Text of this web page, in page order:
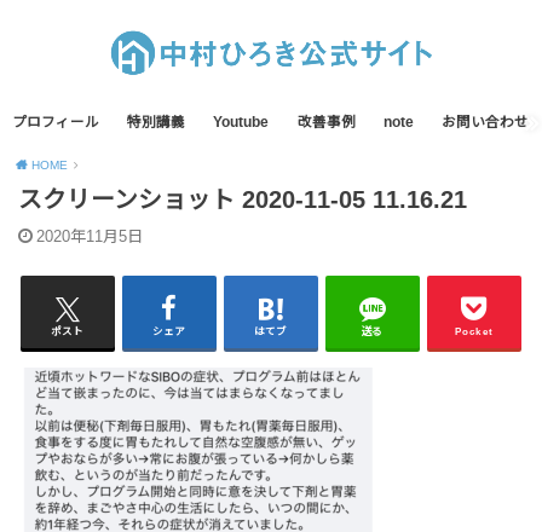
プロフィール 特別講義 Youtube 改善事例 note お問い合わせ
HOME
スクリーンショット 2020-11-05 11.16.21
2020年11月5日
ポスト シェア はてブ 送る Pocket